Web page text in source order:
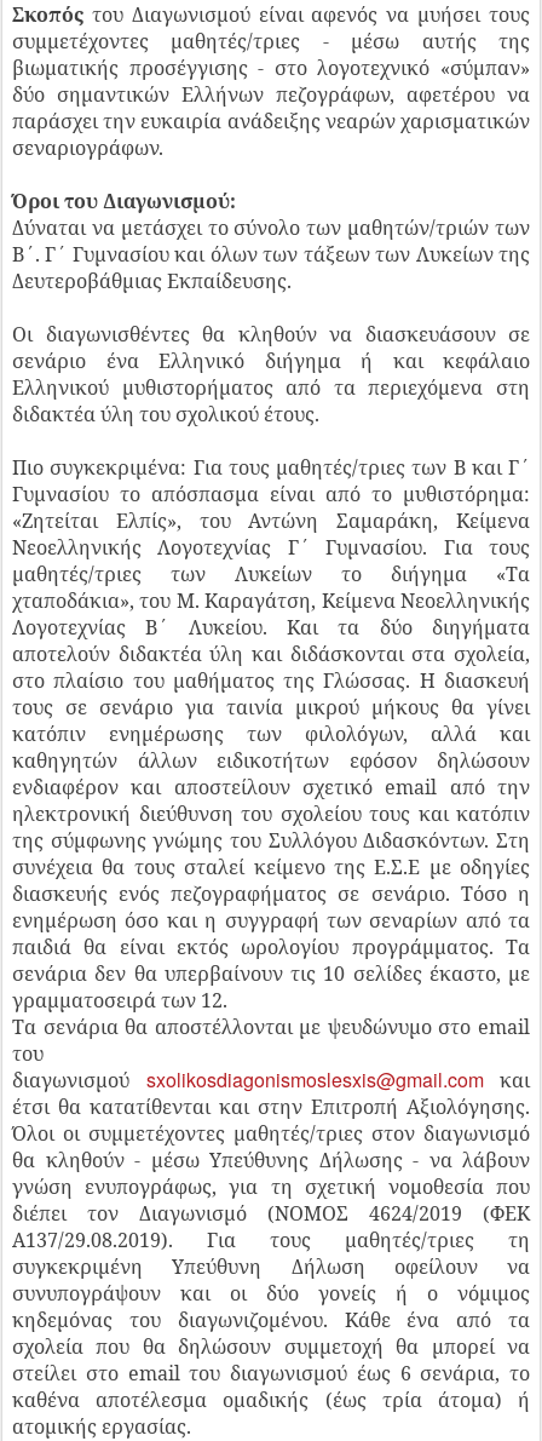
Σκοπός του Διαγωνισμού είναι αφενός να μυήσει τους
συμμετέχοντες μαθητές/τριες - μέσω αυτής της
βιωματικής προσέγγισης - στο λογοτεχνικό «σύμπαν»
δύο σημαντικών Ελλήνων πεζογράφων, αφετέρου να
παράσχει την ευκαιρία ανάδειξης νεαρών χαρισματικών
σεναριογράφων.
Όροι του Διαγωνισμού:
Δύναται να μετάσχει το σύνολο των μαθητών/τριών των
Β΄. Γ΄ Γυμνασίου και όλων των τάξεων των Λυκείων της
Δευτεροβάθμιας Εκπαίδευσης.
Οι διαγωνισθέντες θα κληθούν να διασκευάσουν σε
σενάριο ένα Ελληνικό διήγημα ή και κεφάλαιο
Ελληνικού μυθιστορήματος από τα περιεχόμενα στη
διδακτέα ύλη του σχολικού έτους.
Πιο συγκεκριμένα: Για τους μαθητές/τριες των Β και Γ΄
Γυμνασίου το απόσπασμα είναι από το μυθιστόρημα:
«Ζητείται Ελπίς», του Αντώνη Σαμαράκη, Κείμενα
Νεοελληνικής Λογοτεχνίας Γ΄ Γυμνασίου. Για τους
μαθητές/τριες των Λυκείων το διήγημα «Τα
χταποδάκια», του Μ. Καραγάτση, Κείμενα Νεοελληνικής
Λογοτεχνίας Β΄ Λυκείου. Και τα δύο διηγήματα
αποτελούν διδακτέα ύλη και διδάσκονται στα σχολεία,
στο πλαίσιο του μαθήματος της Γλώσσας. Η διασκευή
τους σε σενάριο για ταινία μικρού μήκους θα γίνει
κατόπιν ενημέρωσης των φιλολόγων, αλλά και
καθηγητών άλλων ειδικοτήτων εφόσον δηλώσουν
ενδιαφέρον και αποστείλουν σχετικό email από την
ηλεκτρονική διεύθυνση του σχολείου τους και κατόπιν
της σύμφωνης γνώμης του Συλλόγου Διδασκόντων. Στη
συνέχεια θα τους σταλεί κείμενο της Ε.Σ.Ε με οδηγίες
διασκευής ενός πεζογραφήματος σε σενάριο. Τόσο η
ενημέρωση όσο και η συγγραφή των σεναρίων από τα
παιδιά θα είναι εκτός ωρολογίου προγράμματος. Τα
σενάρια δεν θα υπερβαίνουν τις 10 σελίδες έκαστο, με
γραμματοσειρά των 12.
Τα σενάρια θα αποστέλλονται με ψευδώνυμο στο email
του
διαγωνισμού sxolikosdiagonismoslesxis@gmail.comκαι
έτσι θα κατατίθενται και στην Επιτροπή Αξιολόγησης.
Όλοι οι συμμετέχοντες μαθητές/τριες στον διαγωνισμό
θα κληθούν - μέσω Υπεύθυνης Δήλωσης - να λάβουν
γνώση ενυπογράφως, για τη σχετική νομοθεσία που
διέπει τον Διαγωνισμό (ΝΟΜΟΣ 4624/2019 (ΦΕΚ
Α137/29.08.2019). Για τους μαθητές/τριες τη
συγκεκριμένη Υπεύθυνη Δήλωση οφείλουν να
συνυπογράψουν και οι δύο γονείς ή ο νόμιμος
κηδεμόνας του διαγωνιζομένου. Κάθε ένα από τα
σχολεία που θα δηλώσουν συμμετοχή θα μπορεί να
στείλει στο email του διαγωνισμού έως 6 σενάρια, το
καθένα αποτέλεσμα ομαδικής (έως τρία άτομα) ή
ατομικής εργασίας.